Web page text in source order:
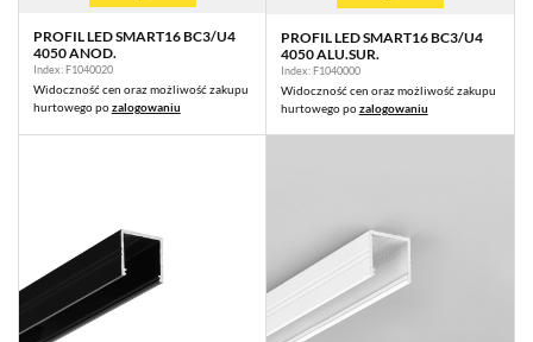
PROFIL LED SMART16 BC3/U4
4050 ANOD.
Index: F1040020
Widoczność cen oraz możliwość zakupu
hurtowego pozalogowaniu
PROFIL LED SMART16 BC3/U4
4050 ALU.SUR.
Index: F1040000
Widoczność cen oraz możliwość zakupu
hurtowego pozalogowaniu